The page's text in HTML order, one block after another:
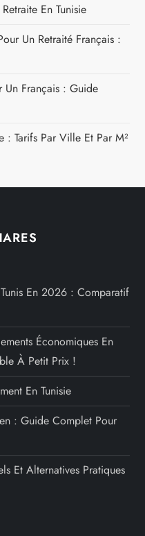
En Tunisie
Un Retraité Français :
Un Français : Guide
: Tarifs Par Ville Et Par M²
En 2026 : Comparatif
Économiques En
À Petit Prix !
En Tunisie
: Guide Complet Pour
Et Alternatives Pratiques